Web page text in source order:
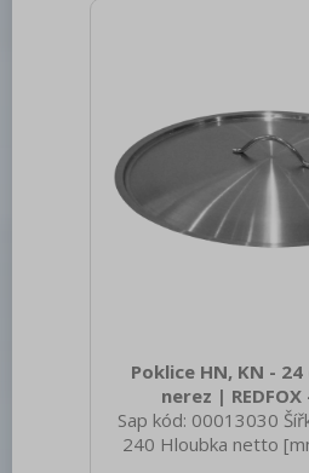
Poklice HN, KN -
nerez | REDFOX
Sap kód: 00013030
240 Hloubka netto